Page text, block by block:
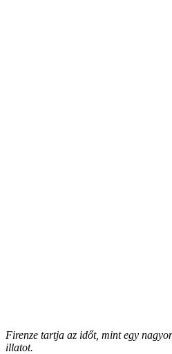
Firenze tartja az időt, mint egy
illatot.